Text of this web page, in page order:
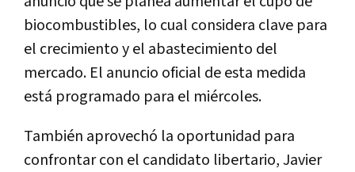
biocombustibles, lo cual considera clave para
el crecimiento y el abastecimiento del
mercado. El anuncio oficial de esta medida
está programado para el miércoles.
También aprovechó la oportunidad para
confrontar con el candidato libertario, Javier